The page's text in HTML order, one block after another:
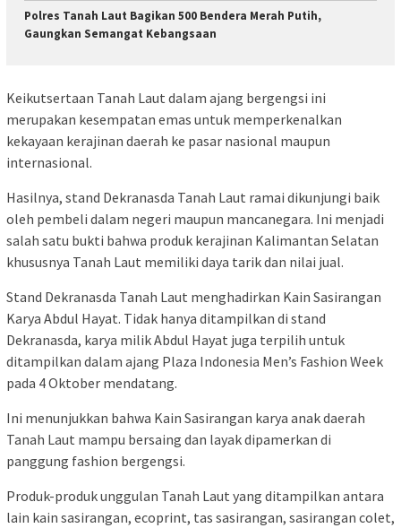
Polres Tanah Laut Bagikan 500 Bendera Merah Putih,
Gaungkan Semangat Kebangsaan
Keikutsertaan Tanah Laut dalam ajang bergengsi ini
merupakan kesempatan emas untuk memperkenalkan
kekayaan kerajinan daerah ke pasar nasional maupun
internasional.
Hasilnya, stand Dekranasda Tanah Laut ramai dikunjungi baik
oleh pembeli dalam negeri maupun mancanegara. Ini menjadi
salah satu bukti bahwa produk kerajinan Kalimantan Selatan
khususnya Tanah Laut memiliki daya tarik dan nilai jual.
Stand Dekranasda Tanah Laut menghadirkan Kain Sasirangan
Karya Abdul Hayat. Tidak hanya ditampilkan di stand
Dekranasda, karya milik Abdul Hayat juga terpilih untuk
ditampilkan dalam ajang Plaza Indonesia Men’s Fashion Week
pada 4 Oktober mendatang.
Ini menunjukkan bahwa Kain Sasirangan karya anak daerah
Tanah Laut mampu bersaing dan layak dipamerkan di
panggung fashion bergengsi.
Produk-produk unggulan Tanah Laut yang ditampilkan antara
lain kain sasirangan, ecoprint, tas sasirangan, sasirangan colet,